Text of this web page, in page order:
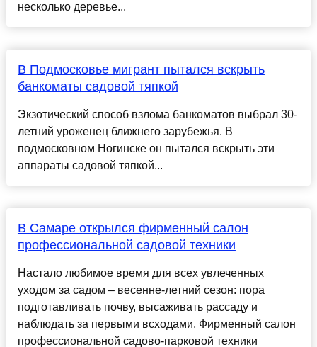
несколько деревье...
В Подмосковье мигрант пытался вскрыть
банкоматы садовой тяпкой
Экзотический способ взлома банкоматов выбрал 30-
летний уроженец ближнего зарубежья. В
подмосковном Ногинске он пытался вскрыть эти
аппараты садовой тяпкой...
В Самаре открылся фирменный салон
профессиональной садовой техники
Настало любимое время для всех увлеченных
уходом за садом – весенне-летний сезон: пора
подготавливать почву, высаживать рассаду и
наблюдать за первыми всходами. Фирменный салон
профессиональной садово-парковой техники